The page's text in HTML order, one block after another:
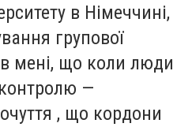
в Німеччині,
групової
мені, що коли люди
—
, що кордони